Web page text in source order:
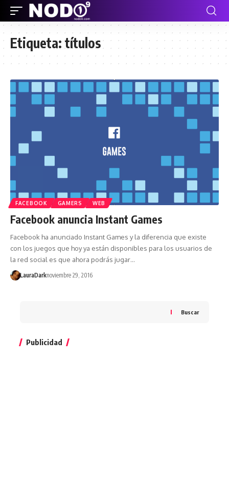
Etiqueta:títulos
FACEBOOK GAMERS WEB
Facebook anuncia Instant Games
Facebook ha anunciado Instant Games y la diferencia que existe
con los juegos que hoy ya están disponibles para los usuarios de
la red social es que ahora podrás jugar…
LauraDarknoviembre 29, 2016
Buscar
Publicidad